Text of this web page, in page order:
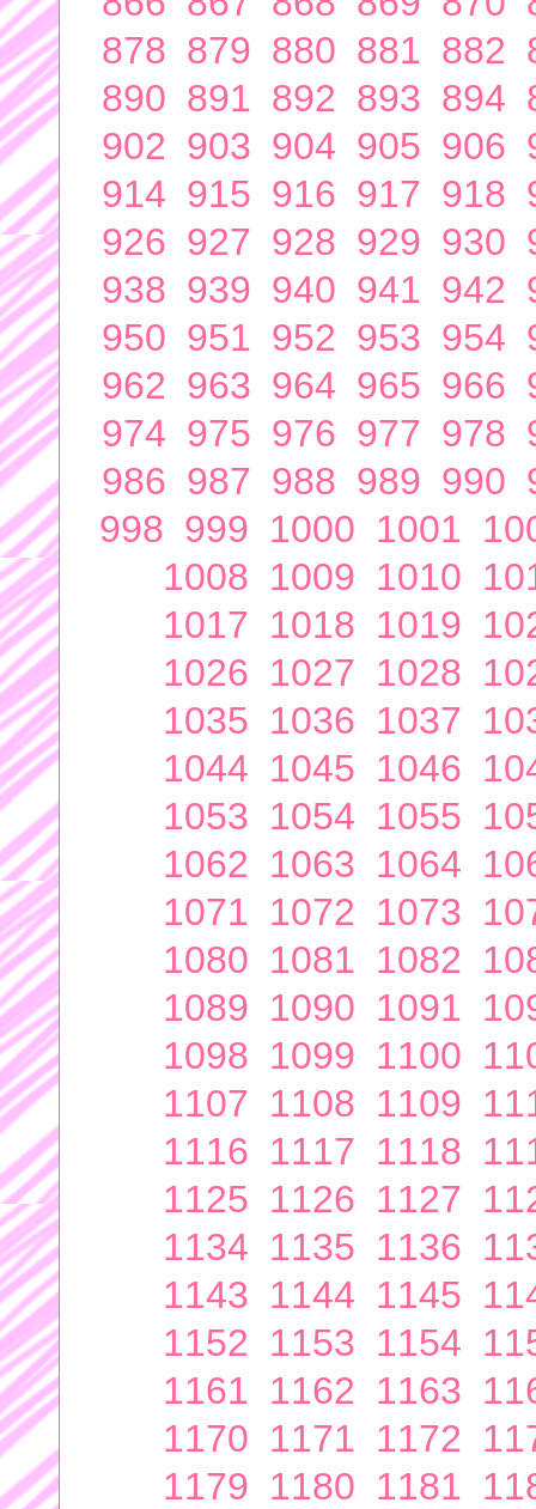
878 879 880 881 882
890 891 892 893 894
902 903 904 905 906
914 915 916 917 918
926 927 928 929 930
938 939 940 941 942
950 951 952 953 954
962 963 964 965 966
974 975 976 977 978
986 987 988 989 990
998 999 1000 1001
1008 1009 1010
1017 1018 1019
1026 1027 1028
1035 1036 1037
1044 1045 1046
1053 1054 1055
1062 1063 1064
1071 1072 1073
1080 1081 1082
1089 1090 1091
1098 1099 1100
1107 1108 1109
1116 1117 1118
1125 1126 1127
1134 1135 1136
1143 1144 1145
1152 1153 1154
1161 1162 1163
1170 1171 1172
1179 1180 1181